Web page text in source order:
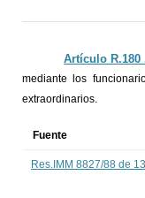
Artículo R.180
mediante los
extraordinarios.
Fuente
Res.IMM 8827/88 de